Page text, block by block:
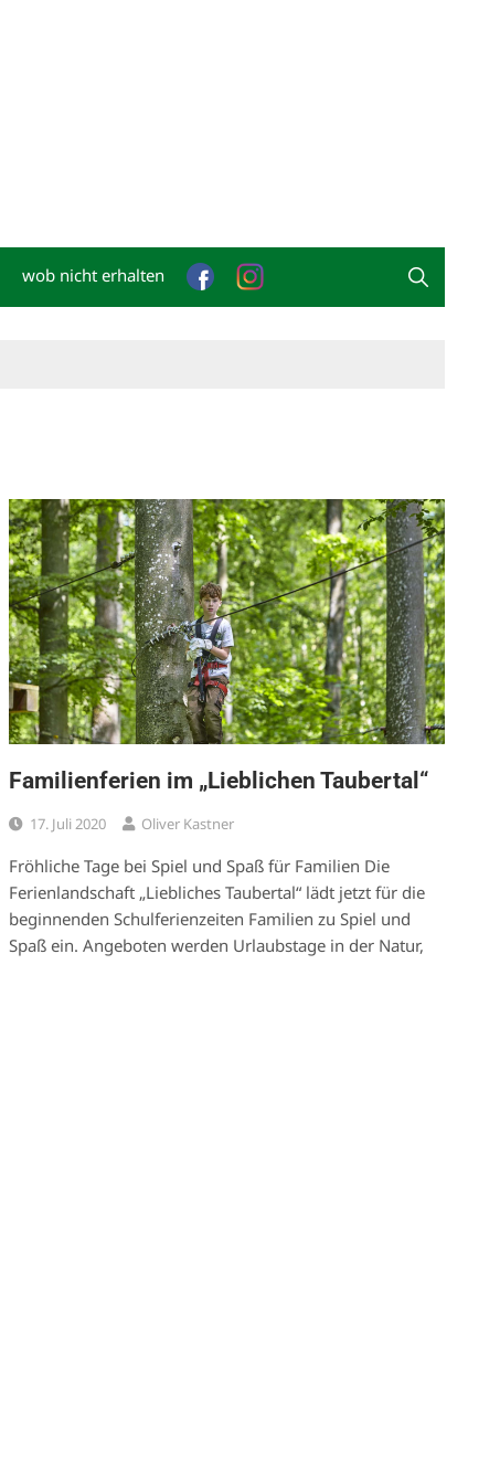
wob nicht erhalten
Familienferien im „Lieblichen Taubertal“
17. Juli 2020 Oliver Kastner
Fröhliche Tage bei Spiel und Spaß für Familien Die
Ferienlandschaft „Liebliches Taubertal“ lädt jetzt für die
beginnenden Schulferienzeiten Familien zu Spiel und
Spaß ein. Angeboten werden Urlaubstage in der Natur,